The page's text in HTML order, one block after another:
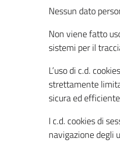
Nessun dato
Non viene fatto
sistemi per il
L’uso di c.d.
strettamente
sicura ed
I c.d. cookies di
navigazione degli